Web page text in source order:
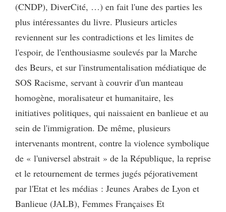
(CNDP), DiverCité, …) en fait l'une des parties les
plus intéressantes du livre. Plusieurs articles
reviennent sur les contradictions et les limites de
l'espoir, de l'enthousiasme soulevés par la Marche
des Beurs, et sur l'instrumentalisation médiatique de
SOS Racisme, servant à couvrir d'un manteau
homogène, moralisateur et humanitaire, les
initiatives politiques, qui naissaient en banlieue et au
sein de l'immigration. De même, plusieurs
intervenants montrent, contre la violence symbolique
de « l'universel abstrait » de la République, la reprise
et le retournement de termes jugés péjorativement
par l'Etat et les médias : Jeunes Arabes de Lyon et
Banlieue (JALB), Femmes Françaises Et